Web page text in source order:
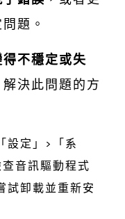
題。
不穩定或失
解決此問題的方
設定」>「系
音訊驅動程式
試卸載並重新安